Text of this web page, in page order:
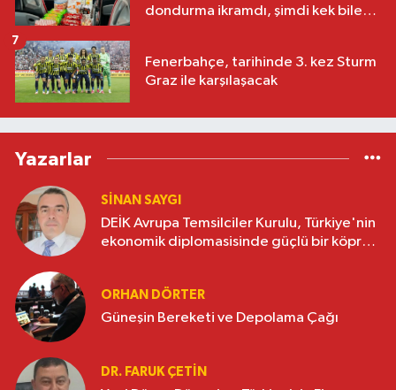
dondurma ikramdı, şimdi kek bile
Fenerbahçe, tarihinde 3. kez Sturm
Graz ile karşılaşacak
7
Yazarlar
SINAN SAYGI
DEİK Avrupa Temsilciler Kurulu, Türkiye'nin
ekonomik diplomasisinde güçlü bir köprü
ORHAN DÖRTER
Güneşin Bereketi ve Depolama Çağı
DR. FARUK ÇETİN